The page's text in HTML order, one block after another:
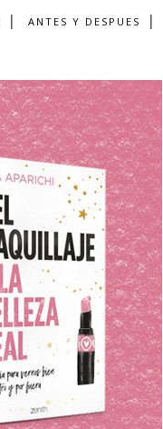
ANTES Y DESPUES